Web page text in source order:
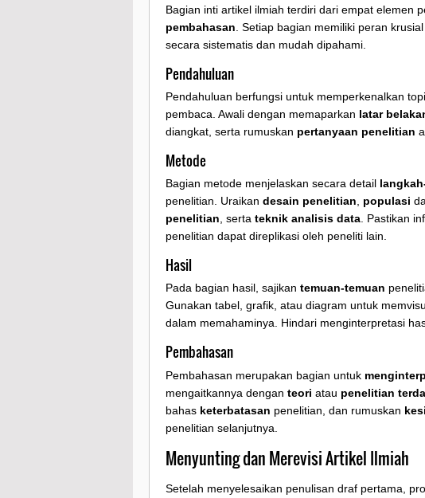
Bagian inti artikel ilmiah terdiri dari empat elemen
pembahasan . Setiap bagian memiliki peran
secara sistematis dan mudah dipahami.
Pendahuluan
Pendahuluan berfungsi untuk memperkenalkan
pembaca. Awali dengan memaparkan latar
diangkat, serta rumuskan pertanyaan penelitian
Metode
Bagian metode menjelaskan secara detail
penelitian. Uraikan desain penelitian, populasi
penelitian, serta teknik analisis data. Pastikan
penelitian dapat direplikasi oleh peneliti lain.
Hasil
Pada bagian hasil, sajikan temuan-temuan
Gunakan tabel, grafik, atau diagram untuk
dalam memahaminya. Hindari menginterpretasi
Pembahasan
Pembahasan merupakan bagian untuk
mengaitkannya dengan teori atau penelitian
bahas keterbatasan penelitian, dan rumuskan
penelitian selanjutnya.
Menyunting dan Merevisi Artikel Ilmiah
Setelah menyelesaikan penulisan draf pertama,